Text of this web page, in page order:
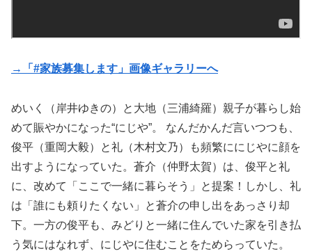
→「#家族募集します」画像ギャラリーへ
めいく（岸井ゆきの）と大地（三浦綺羅）親子が暮らし始
めて賑やかになった“にじや”。 なんだかんだ言いつつも、
俊平（重岡大毅）と礼（木村文乃）も頻繁ににじやに顔を
出すようになっていた。蒼介（仲野太賀）は、俊平と礼
に、改めて「ここで一緒に暮らそう」と提案！しかし、礼
は「誰にも頼りたくない」と蒼介の申し出をあっさり却
下。一方の俊平も、みどりと一緒に住んでいた家を引き払
う気にはなれず、にじやに住むことをためらっていた。